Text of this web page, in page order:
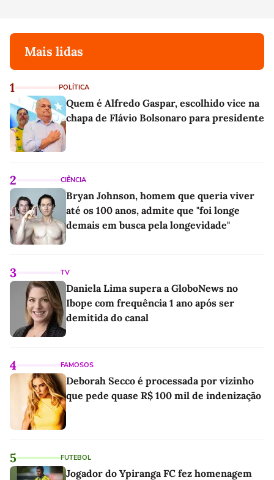
Mais lidas
1 POLÍTICA
Quem é Alfredo Gaspar, escolhido vice na
chapa de Flávio Bolsonaro para presidente
2 CIÊNCIA
Bryan Johnson, homem que queria viver
até os 100 anos, admite que "foi longe
demais em busca pela longevidade"
3 TV
Daniela Lima supera a GloboNews no
Ibope com frequência 1 ano após ser
demitida do canal
4 FAMOSOS
Deborah Secco é processada por vizinho
que pede quase R$ 100 mil de indenização
5 FUTEBOL
Jogador do Ypiranga FC fez homenagem